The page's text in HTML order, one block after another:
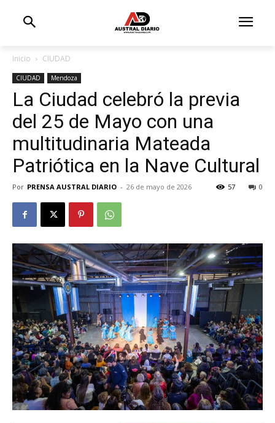
Inicio CIUDAD
CIUDAD Mendoza
La Ciudad celebró la previa
del 25 de Mayo con una
multitudinaria Mateada
Patriótica en la Nave Cultural
Por PRENSA AUSTRAL DIARIO - 26 de mayo de 2026 0
57